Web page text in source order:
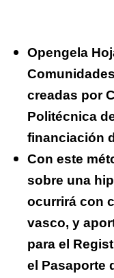
Opengela
creadas por
Politécnica
financiación
Con este
sobre una
ocurrirá con
vasco, y
para el
el Pasaporte